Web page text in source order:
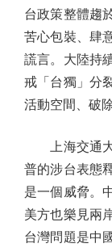
台政策整體趨
苦心包裝、肆
謊言。大陸持
戒「台獨」分
活動空間、破
上海交通大
普的涉台表態
是一個威脅。
美方也樂見兩
台灣問題是中